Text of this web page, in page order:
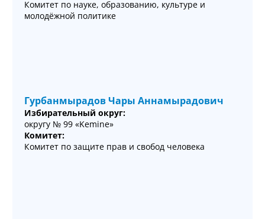
Комитет по науке, образованию, культуре и
молодёжной политике
Гурбанмырадов Чары Аннамырадович
Избирательный округ:
округу № 99 «Kemine»
Комитет:
Комитет по защите прав и свобод человека